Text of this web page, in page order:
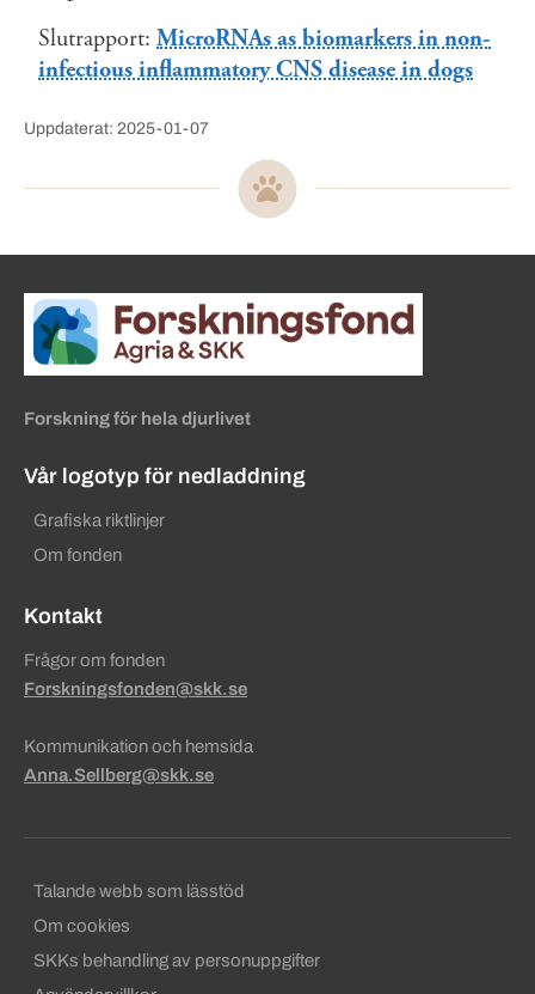
Slutrapport: MicroRNAs as biomarkers in non-
infectious inflammatory CNS disease in dogs
Uppdaterat: 2025-01-07
Sidinformation och
Köpa hund startsida
Forskning för hela djurlivet
Vår logotyp för nedladdning
Grafiska riktlinjer
Om fonden
Kontakt
Frågor om fonden
Forskningsfonden@skk.se
Kommunikation och hemsida
Anna.Sellberg@skk.se
Sekundära sidfotslänkar
Talande webb som lässtöd
Om cookies
SKKs behandling av personuppgifter